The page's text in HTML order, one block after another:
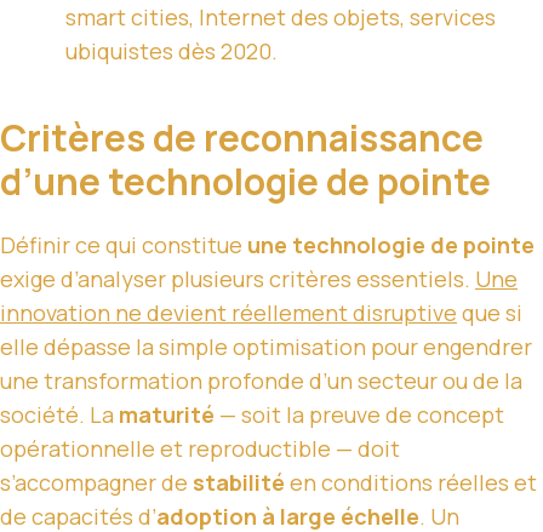
smart cities, Internet des objets, services
ubiquistes dès 2020.
Critères de reconnaissance
d’une technologie de pointe
Définir ce qui constitue une technologie de pointe
exige d’analyser plusieurs critères essentiels. Une
innovation ne devient réellement disruptive que si
elle dépasse la simple optimisation pour engendrer
une transformation profonde d’un secteur ou de la
société. La maturité — soit la preuve de concept
opérationnelle et reproductible — doit
s’accompagner de stabilité en conditions réelles et
de capacités d’adoption à large échelle. Un